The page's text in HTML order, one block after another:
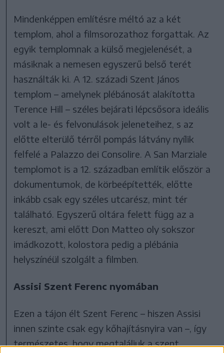
Mindenképpen említésre méltó az a két
templom, ahol a filmsorozathoz forgattak. Az
egyik templomnak a külső megjelenését, a
másiknak a nemesen egyszerű belső terét
használták ki. A 12. századi Szent János
templom – amelynek plébánosát alakította
Terence Hill – széles bejárati lépcsősora ideális
volt a le- és felvonulások jeleneteihez, s az
előtte elterülő térről pompás látvány nyílik
felfelé a Palazzo dei Consolire. A San Marziale
templomot is a 12. században említik először a
dokumentumok, de körbeépítették, előtte
inkább csak egy széles utcarész, mint tér
található. Egyszerű oltára felett függ az a
kereszt, ami előtt Don Matteo oly sokszor
imádkozott, kolostora pedig a plébánia
helyszínéül szolgált a filmben.
Assisi Szent Ferenc nyomában
Ezen a tájon élt Szent Ferenc – hiszen Assisi
innen szinte csak egy kőhajításnyira van –, így
természetes, hogy megtaláljuk a szent